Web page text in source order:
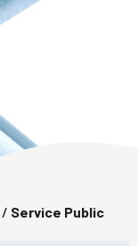
/ Service Public